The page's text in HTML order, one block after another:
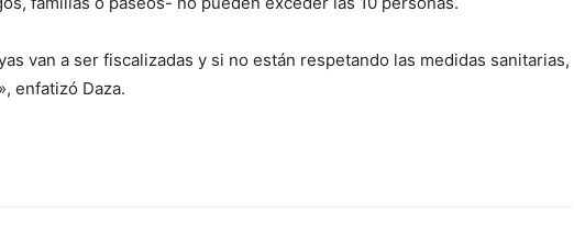
van a ser fiscalizadas y si no están respetando las medidas sanitarias,
enfatizó Daza.